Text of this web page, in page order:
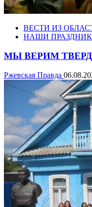
ВЕСТИ ИЗ
НАШИ
МЫ ВЕРИМ
Ржевская Правда